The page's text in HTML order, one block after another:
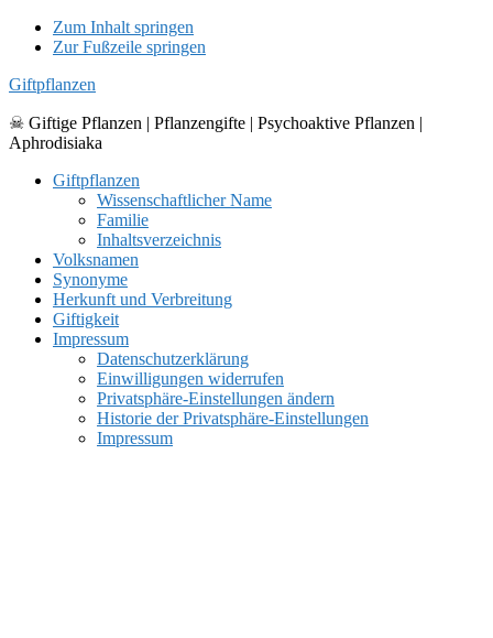
Zum Inhalt springen
Zur Fußzeile springen
Giftpflanzen
☠ Giftige Pflanzen | Pflanzengifte | Psychoaktive Pflanzen |
Aphrodisiaka
Giftpflanzen
Wissenschaftlicher Name
Familie
Inhaltsverzeichnis
Volksnamen
Synonyme
Herkunft und Verbreitung
Giftigkeit
Impressum
Datenschutzerklärung
Einwilligungen widerrufen
Privatsphäre-Einstellungen ändern
Historie der Privatsphäre-Einstellungen
Impressum